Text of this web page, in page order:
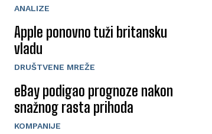
ANALIZE
Apple ponovno tuži britansku
vladu
DRUŠTVENE MREŽE
eBay podigao prognoze nakon
snažnog rasta prihoda
KOMPANIJE